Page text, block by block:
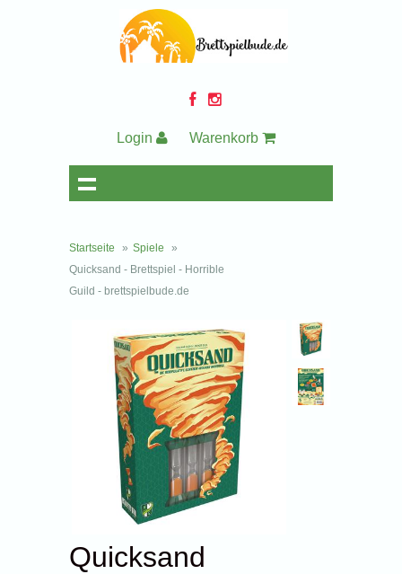
Login Warenkorb
Startseite » Spiele
»
Quicksand - Brettspiel - Horrible
Guild - brettspielbude.de
Quicksand